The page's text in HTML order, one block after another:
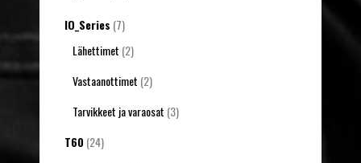
IO_Series (7)
Lähettimet (2)
Vastaanottimet (2)
Tarvikkeet ja varaosat (3)
T60 (24)